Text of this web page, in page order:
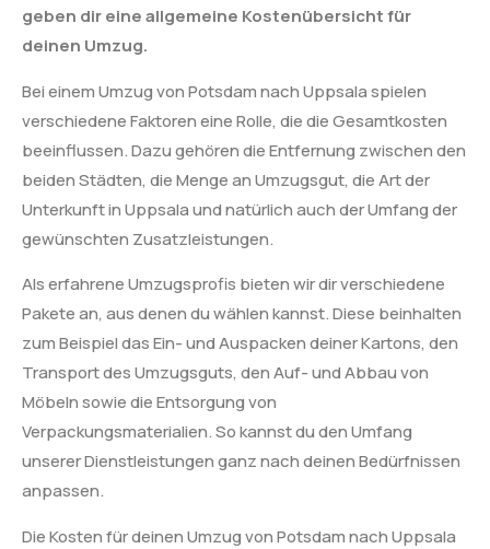
geben dir eine allgemeine Kostenübersicht für
deinen Umzug.
Bei einem Umzug von Potsdam nach Uppsala spielen
verschiedene Faktoren eine Rolle, die die Gesamtkosten
beeinflussen. Dazu gehören die Entfernung zwischen den
beiden Städten, die Menge an Umzugsgut, die Art der
Unterkunft in Uppsala und natürlich auch der Umfang der
gewünschten Zusatzleistungen.
Als erfahrene Umzugsprofis bieten wir dir verschiedene
Pakete an, aus denen du wählen kannst. Diese beinhalten
zum Beispiel das Ein- und Auspacken deiner Kartons, den
Transport des Umzugsguts, den Auf- und Abbau von
Möbeln sowie die Entsorgung von
Verpackungsmaterialien. So kannst du den Umfang
unserer Dienstleistungen ganz nach deinen Bedürfnissen
anpassen.
Die Kosten für deinen Umzug von Potsdam nach Uppsala